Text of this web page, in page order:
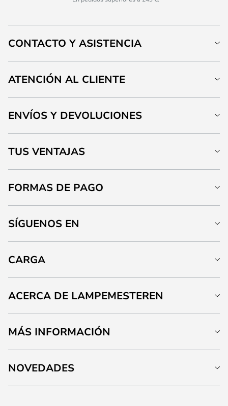
CONTACTO Y ASISTENCIA
ATENCIÓN AL CLIENTE
ENVÍOS Y DEVOLUCIONES
TUS VENTAJAS
FORMAS DE PAGO
SÍGUENOS EN
CARGA
ACERCA DE LAMPEMESTEREN
MÁS INFORMACIÓN
NOVEDADES